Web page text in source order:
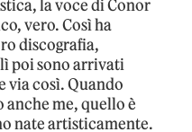
la voce di Conor
vero. Così ha
discografia,
poi sono arrivati
via così. Quando
anche me, quello è
nate artisticamente.